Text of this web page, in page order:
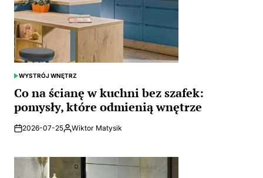
POSTED
IN
WYSTRÓJ WNĘTRZ
Co na ścianę w kuchni bez szafek:
pomysły, które odmienią wnętrze
2026-07-25Posted
Wiktor Matysik